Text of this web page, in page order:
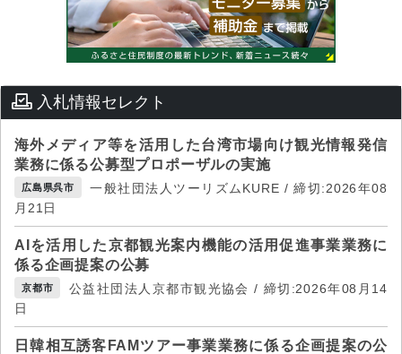
入札情報セレクト
海外メディア等を活用した台湾市場向け観光情報発信
業務に係る公募型プロポーザルの実施
広島県呉市
一般社団法人ツーリズムKURE / 締切:2026年08
月21日
AIを活用した京都観光案内機能の活用促進事業業務に
係る企画提案の公募
京都市
公益社団法人京都市観光協会 / 締切:2026年08月14
日
日韓相互誘客FAMツアー事業業務に係る企画提案の公